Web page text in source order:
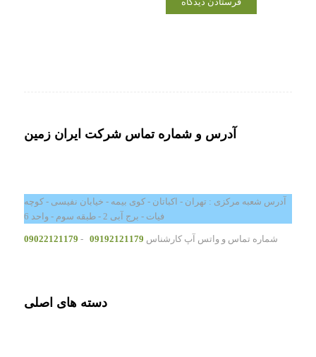
آدرس و شماره تماس شرکت ایران زمین
آدرس شعبه مرکزی : تهران - اکباتان - کوی بیمه - خیابان نفیسی - کوچه
فیات - برج آبی 2 - طبقه سوم - واحد 6
شماره تماس و واتس آپ کارشناس 09192121179
-
09022121179
دسته های اصلی